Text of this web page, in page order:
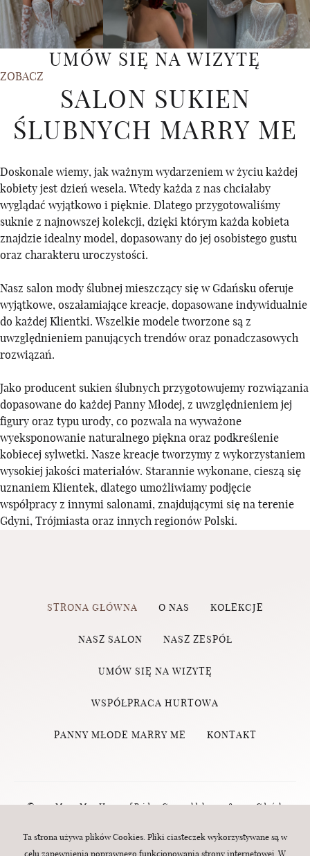
UMÓW SIĘ NA WIZYTĘ
ZOBACZ
SALON SUKIEN
ŚLUBNYCH MARRY ME
Doskonale wiemy, jak ważnym wydarzeniem w życiu każdej
kobiety jest dzień wesela. Wtedy każda z nas chciałaby
wyglądać wyjątkowo i pięknie. Dlatego przygotowaliśmy
suknie z najnowszej kolekcji, dzięki którym każda kobieta
znajdzie idealny model, dopasowany do jej osobistego gustu
oraz charakteru uroczystości.
Nasz salon mody ślubnej mieszczący się w Gdańsku oferuje
wyjątkowe, oszałamiające kreacje, dopasowane indywidualnie
do każdej Klientki. Wszelkie modele tworzone są z
uwzględnieniem panujących trendów oraz ponadczasowych
rozwiązań.
Jako producent sukien ślubnych przygotowujemy rozwiązania
dopasowane do każdej Panny Młodej, z uwzględnieniem jej
figury oraz typu urody, co pozwala na wyważone
wyeksponowanie naturalnego piękna oraz podkreślenie
kobiecej sylwetki. Nasze kreacje tworzymy z wykorzystaniem
wysokiej jakości materiałów. Starannie wykonane, cieszą się
uznaniem Klientek, dlatego umożliwiamy podjęcie
współpracy z innymi salonami, znajdującymi się na terenie
Gdyni, Trójmiasta oraz innych regionów Polski.
STRONA GŁÓWNA O NAS KOLEKCJE
NASZ SALON NASZ ZESPÓŁ
UMÓW SIĘ NA WIZYTĘ
WSPÓŁPRACA HURTOWA
PANNY MŁODE MARRY ME KONTAKT
© 2023 Marry Me - House of Brides, Grunwaldzka 124, 80-244 Gdańsk
570 760 320 | e-mail: biuro@marry-me.com.pl
Ta strona używa plików Cookies. Pliki ciasteczek wykorzystywane są w
celu zapewnienia poprawnego funkcjonowania strony internetowej. W